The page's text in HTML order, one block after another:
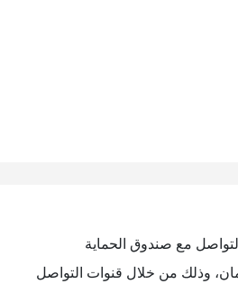
مع صندوق الحماية
وذلك من خلال قنوات التواصل